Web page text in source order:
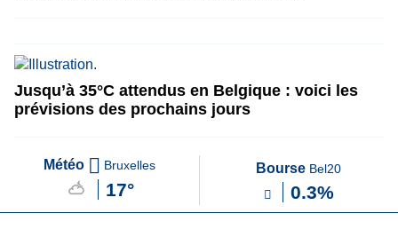
Jusqu’à 35°C attendus en Belgique : voici les
prévisions des prochains jours
Météo Bruxelles
17°
Bourse Bel20
0.3%